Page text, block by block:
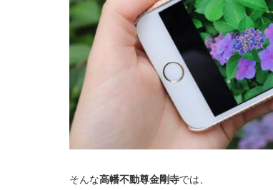
そんな高幡不動尊金剛寺では、